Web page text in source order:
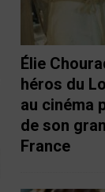
Élie
héros du
au cinéma
de son
France